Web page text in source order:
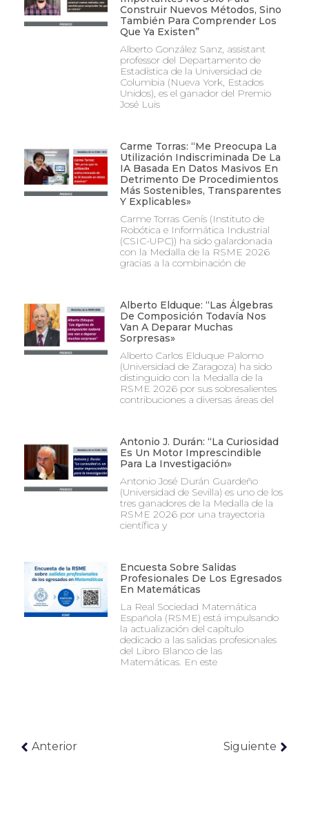
Construir Nuevos Métodos, Sino
También Para Comprender Los
Que Ya Existen”
Alberto González Sanz, assistant
professor del Departamento de
Estadística de la Universidad de
Columbia (Nueva York, Estados
Unidos), es el ganador del Premio
José Luis
Carme Torras: “Me Preocupa La
Utilización Indiscriminada De La
IA Basada En Datos Masivos En
Detrimento De Procedimientos
Más Sostenibles, Transparentes
Y Explicables»
Carme Torras Genís (Instituto de
Robótica e Informática Industrial
(CSIC-UPC)) ha sido galardonada
con la Medalla de la RSME 2026
gracias a la combinación de
Alberto Elduque: “Las Álgebras
De Composición Todavía Nos
Van A Deparar Muchas
Sorpresas»
Alberto Carlos Elduque Palomo
(Universidad de Zaragoza) ha sido
distinguido con la Medalla de la
RSME 2026 por sus sobresalientes
contribuciones a diversas áreas del
Antonio J. Durán: “La Curiosidad
Es Un Motor Imprescindible
Para La Investigación»
Antonio José Durán Guardeño
(Universidad de Sevilla) es uno de los
tres ganadores de la Medalla de la
RSME 2026 por una trayectoria
científica y
Encuesta Sobre Salidas
Profesionales De Los Egresados
En Matemáticas
La Real Sociedad Matemática
Española (RSME) está impulsando
la actualización del capítulo
dedicado a las salidas profesionales
del Libro Blanco de las
Matemáticas. En este
Anterior Siguiente